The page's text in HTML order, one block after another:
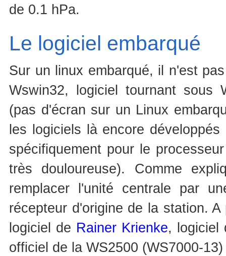
de 0.1 hPa.
Le logiciel embarqué
Sur un linux embarqué, il n'est
Wswin32, logiciel tournant sous
(pas d'écran sur un Linux
les logiciels là encore
spécifiquement pour le
très douloureuse). Comme
remplacer l'unité centrale par
récepteur d'origine de la station.
logiciel de Rainer Krienke, logiciel
officiel de la WS2500 (WS7000-